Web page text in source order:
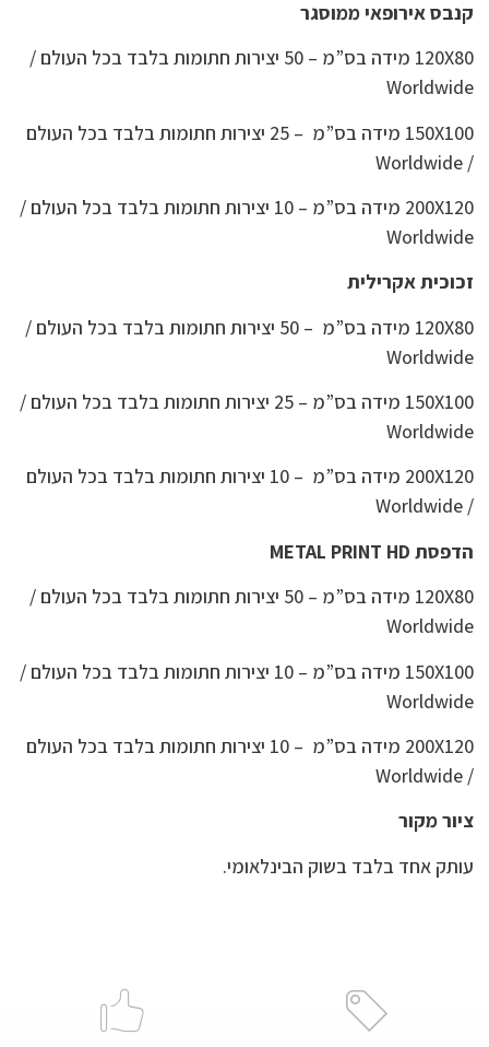
קנבס אירופאי ממוסגר
120X80 מידה בס”מ – 50 יצירות חתומות בלבד בכל העולם /
Worldwide
150X100 מידה בס”מ – 25 יצירות חתומות בלבד בכל העולם
/ Worldwide
200X120 מידה בס”מ – 10 יצירות חתומות בלבד בכל העולם /
Worldwide
זכוכית אקרילית
120X80 מידה בס”מ – 50 יצירות חתומות בלבד בכל העולם /
Worldwide
150X100 מידה בס”מ – 25 יצירות חתומות בלבד בכל העולם /
Worldwide
200X120 מידה בס”מ – 10 יצירות חתומות בלבד בכל העולם
/ Worldwide
הדפסת METAL PRINT HD
120X80 מידה בס”מ – 50 יצירות חתומות בלבד בכל העולם /
Worldwide
150X100 מידה בס”מ – 10 יצירות חתומות בלבד בכל העולם /
Worldwide
200X120 מידה בס”מ – 10 יצירות חתומות בלבד בכל העולם
/ Worldwide
ציור מקור
עותק אחד בלבד בשוק הבינלאומי.